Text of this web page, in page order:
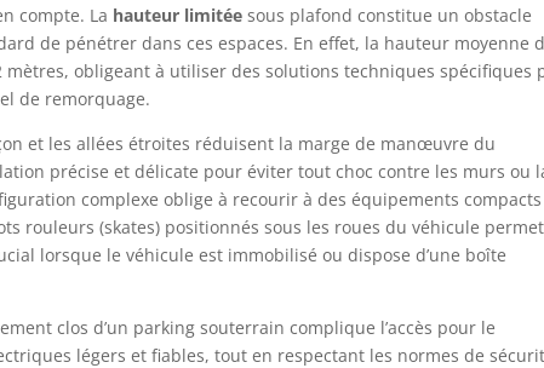
compte. La hauteur limitée sous plafond constitue un obstacle
de pénétrer dans ces espaces. En effet, la hauteur moyenne
obligeant à utiliser des solutions techniques spécifiques
de remorquage.
et les allées étroites réduisent la marge de manœuvre du
précise et délicate pour éviter tout choc contre les murs ou
complexe oblige à recourir à des équipements
rouleurs (skates) positionnés sous les roues du véhicule
lorsque le véhicule est immobilisé ou dispose d’une boîte
clos d’un parking souterrain complique l’accès pour le
légers et fiables, tout en respectant les normes de